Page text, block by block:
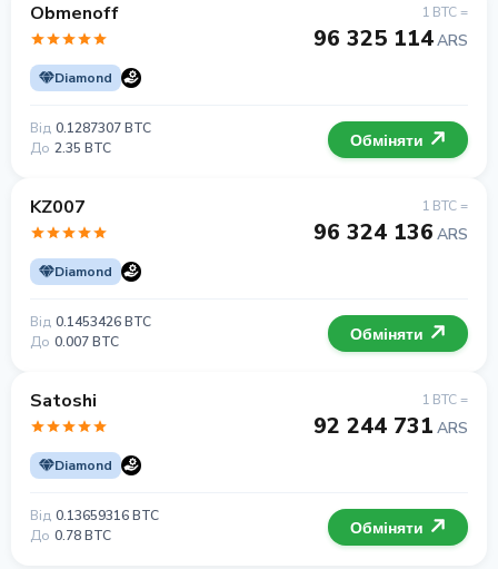
Obmenoff
Diamond
1 BTC =
96 325 114ARS
Від 0.1287307 BTC
До 2.35 BTC Обміняти
KZ007
Diamond
1 BTC =
96 324 136 ARS
Від 0.1453426 BTC
До 0.007 BTC Обміняти
Satoshi
Diamond
1 BTC =
92 244 731 ARS
Від 0.13659316 BTC
До 0.78 BTC Обміняти